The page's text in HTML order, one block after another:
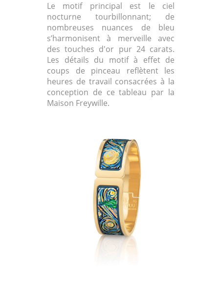
Le motif principal est le ciel
nocturne tourbillonnant; de
nombreuses nuances de bleu
s’harmonisent à merveille avec
des touches d'or pur 24 carats.
Les détails du motif à effet de
coups de pinceau reflètent les
heures de travail consacrées à la
conception de ce tableau par la
Maison Freywille.